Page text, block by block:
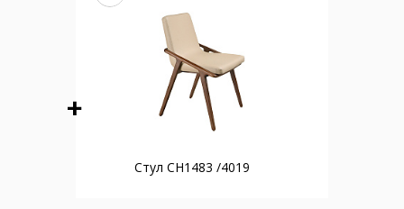
Стул CH1483 /4019